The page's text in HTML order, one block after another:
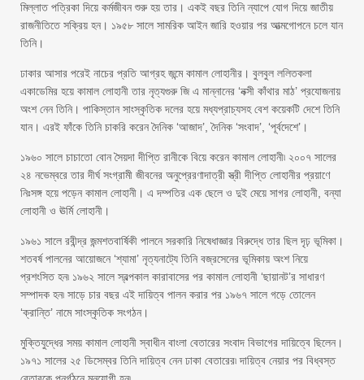
মিল্লাত পত্রিকা দিয়ে কর্মজীবন শুরু হয় তার। একই বছর তিনি ন্যাপে যোগ দিয়ে জাতীয়
রাজনীতিতে সক্রিয় হন। ১৯৫৮ সালে সামরিক আইন জারি হওয়ার পর আত্মগোপনে চলে যান
তিনি।
ঢাকার আসার পরেই নাচের প্রতি আগ্রহ জন্মে কামাল লোহানীর। বুলবুল ললিতকলা
একাডেমির হয়ে কামাল লোহানী তার নৃত্যগুরু জি এ মান্নানের ‘নক্সী কাঁথার মাঠ’ প্রযোজনায়
অংশ নেন তিনি। পাকিস্তান সাংস্কৃতিক দলের হয়ে মধ্যপ্রাচ্যসহ বেশ কয়েকটি দেশে তিনি
যান। এরই ফাঁকে তিনি চাকরি করেন দৈনিক ‘আজাদ’, দৈনিক ‘সংবাদ’, ‘পূর্বদেশে’।
১৯৬০ সালে চাচাতো বোন সৈয়দা দীপ্তি রানীকে বিয়ে করেন কামাল লোহানী৷ ২০০৭ সালের
২৪ নভেম্বরে তার দীর্ঘ সংগ্রামী জীবনের অনুপ্রেরণাদাত্রী স্ত্রী দীপ্তি লোহানীর প্রয়াণে
নিঃসঙ্গ হয়ে পড়েন কামাল লোহানী। এ দম্পতির এক ছেলে ও দুই মেয়ে সাগর লোহানী, বন্যা
লোহানী ও ঊর্মি লোহানী।
১৯৬১ সালে রবীন্দ্র জন্মশতবার্ষিকী পালনে সরকারি নিষেধাজ্ঞার বিরুদ্ধে তার ছিল দৃঢ় ভূমিকা।
শতবর্ষ পালনের আয়োজনে ‘শ্যামা’ নৃত্যনাট্যে তিনি বজ্রসেনের ভূমিকায় অংশ নিয়ে
প্রশংসিত হন৷ ১৯৬২ সালে স্বল্পকাল কারাবাসের পর কামাল লোহানী ‘ছায়ানট’র সাধারণ
সম্পাদক হন৷ সাড়ে চার বছর এই দায়িত্ব পালন করার পর ১৯৬৭ সালে গড়ে তোলেন
‘ক্রান্তি’ নামে সাংস্কৃতিক সংগঠন।
মুক্তিযুদ্ধের সময় কামাল লোহানী স্বাধীন বাংলা বেতারের সংবাদ বিভাগের দায়িত্বে ছিলেন।
১৯৭১ সালের ২৫ ডিসেম্বর তিনি দায়িত্ব নেন ঢাকা বেতারের৷ দায়িত্ব নেয়ার পর বিধ্বস্ত